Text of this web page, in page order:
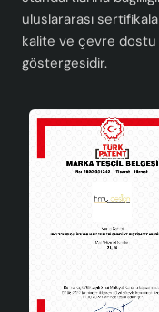
uluslararası
kalite ve çevre dostu
göstergesidir.